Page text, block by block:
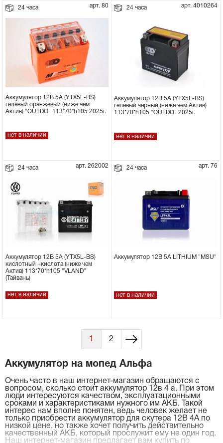
24 часа арт. 80
Аккумулятор 12В 5А (YTX5L-BS)
гелевый оранжевый (ниже чем
Актив) "OUTDO" 113*70*h105 2025г.
нет в наличии
24 часа арт. 4010264
Аккумулятор 12В 5А (YTX5L-BS)
гелевый черный (ниже чем Актив)
113*70*h105 "OUTDO" 2025г.
нет в наличии
24 часа арт. 262002
Аккумулятор 12В 5А (YTX5L-BS)
кислотный +кислота (ниже чем
Актив) 113*70*h105 "VLAND"
(Тайвань)
нет в наличии
24 часа арт. 76
Аккумулятор 12В 5А LITHIUM "MSU"
нет в наличии
2
Аккумулятор на мопед Альфа
Очень часто в наш интернет-магазин обращаются с
вопросом, сколько стоит аккумулятор 12в 4 а. При этом
люди интересуются качеством, эксплуатационными
сроками и характеристиками нужного им АКБ. Такой
интерес нам вполне понятен, ведь человек желает не
только приобрести аккумулятор для скутера 12В 4А по
низкой цене, но также хочет получить действительно
качественный АКБ, который прослужит ему не один год.
Наш интернет-магазин предлагает вам купить по